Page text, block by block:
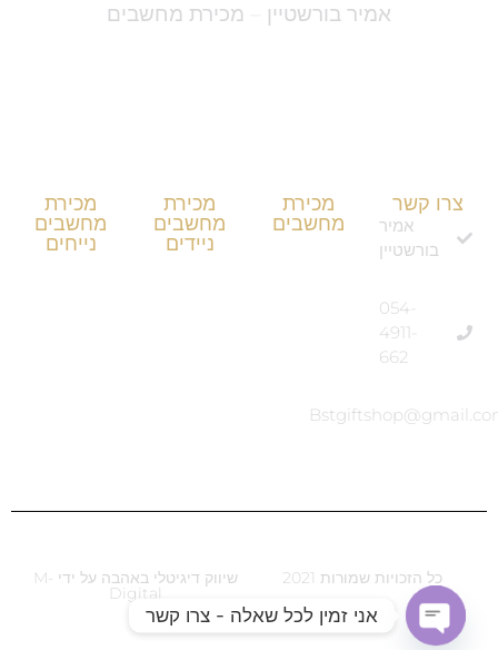
אמיר בורשטיין – מכירת מחשבים
צרו קשר
אמיר
בורשטיין
054-
4911-
662
מכירת
מחשבים
מכירת
מחשבים
ניידים
מכירת
מחשבים
נייחים
כל הזכויות שמורות 2021 שיווק דיגיטלי באהבה על ידי M-
Digital
אני זמין לכל שאלה - צרו קשר